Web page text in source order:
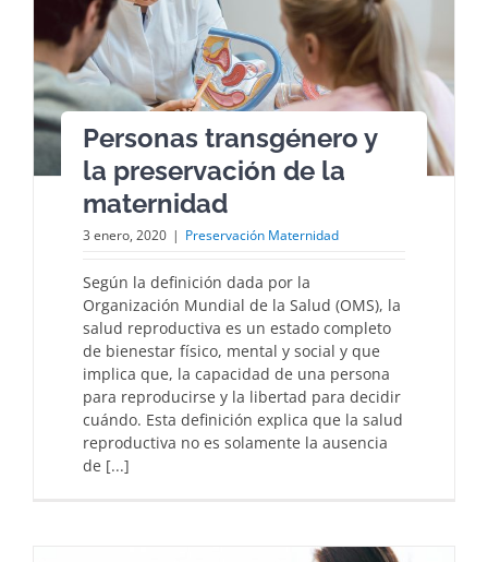
Personas transgénero y
la preservación de la
maternidad
3 enero, 2020 | Preservación Maternidad
Según la definición dada por la
Organización Mundial de la Salud (OMS), la
salud reproductiva es un estado completo
de bienestar físico, mental y social y que
implica que, la capacidad de una persona
para reproducirse y la libertad para decidir
cuándo. Esta definición explica que la salud
reproductiva no es solamente la ausencia
de [...]